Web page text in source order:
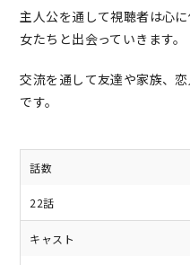
主人公を通して視聴者は心
女たちと出会っていきます。
交流を通して友達や家族、
です。
話数
22話
キャスト